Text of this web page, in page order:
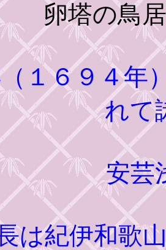
卵塔の鳥
１６９４年
れて
安芸
紀伊和歌山